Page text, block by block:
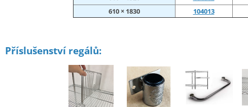
610 × 1830
104013
Příslušenství regálů: